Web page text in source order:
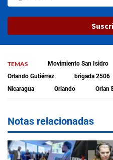
TEMAS Movimiento San Isidro
Orlando Gutiérrez
brigada 2506
Nicaragua
Orlando Orian
Notas relacionadas